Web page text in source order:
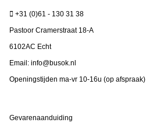
+31 (0)61 - 130 31 38
Pastoor Cramerstraat 18-A
6102AC Echt
Email: info@busok.nl
Openingstijden ma-vr 10-16u (op afspraak)
Gevarenaanduiding